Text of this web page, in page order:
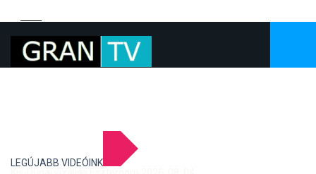
LEGÚJABB VIDEÓINK